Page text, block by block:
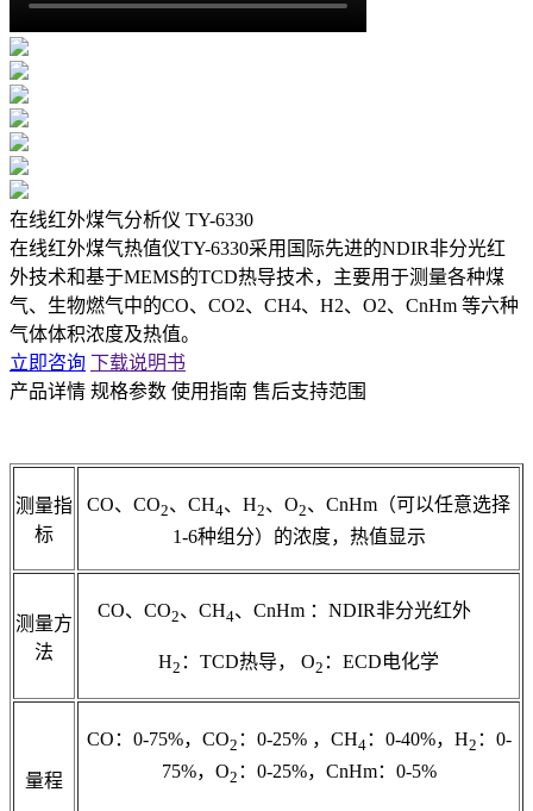
在线红外煤气分析仪 TY-6330
在线红外煤气热值仪TY-6330采用国际先进的NDIR非分光红
外技术和基于MEMS的TCD热导技术，主要用于测量各种煤
气、生物燃气中的CO、CO2、CH4、H2、O2、CnHm 等六种
气体体积浓度及热值。
立即咨询 下载说明书
产品详情 规格参数 使用指南 售后支持范围
测量指
标
CO、CO2、CH4、H2、O2、CnHm（可以任意选择
1-6种组分）的浓度，热值显示
测量方
法
CO、CO2、CH4、CnHm ：NDIR非分光红外
H2 ：TCD热导， O2 ：ECD电化学
量程
CO：0-75%，CO2 ：0-25% ，CH4 ：0-40%，H2 ：0-
75%，O2 ：0-25%，CnHm：0-5%